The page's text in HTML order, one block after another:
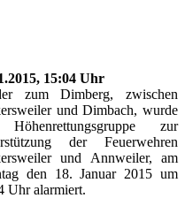
15:04 Uhr
zum Dimberg, zwischen
und Dimbach, wurde
zur
der Feuerwehren
und Annweiler, am
den 18. Januar 2015 um
Uhr alarmiert.